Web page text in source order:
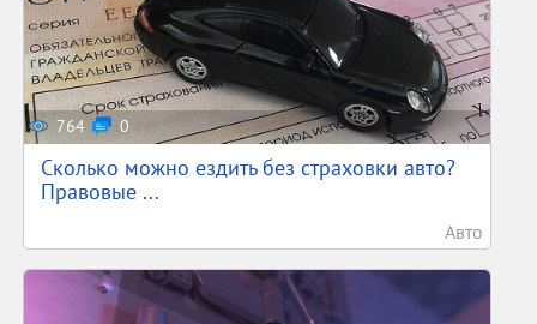
764 0
Сколько можно ездить без страховки авто?
Правовые ...
Авто